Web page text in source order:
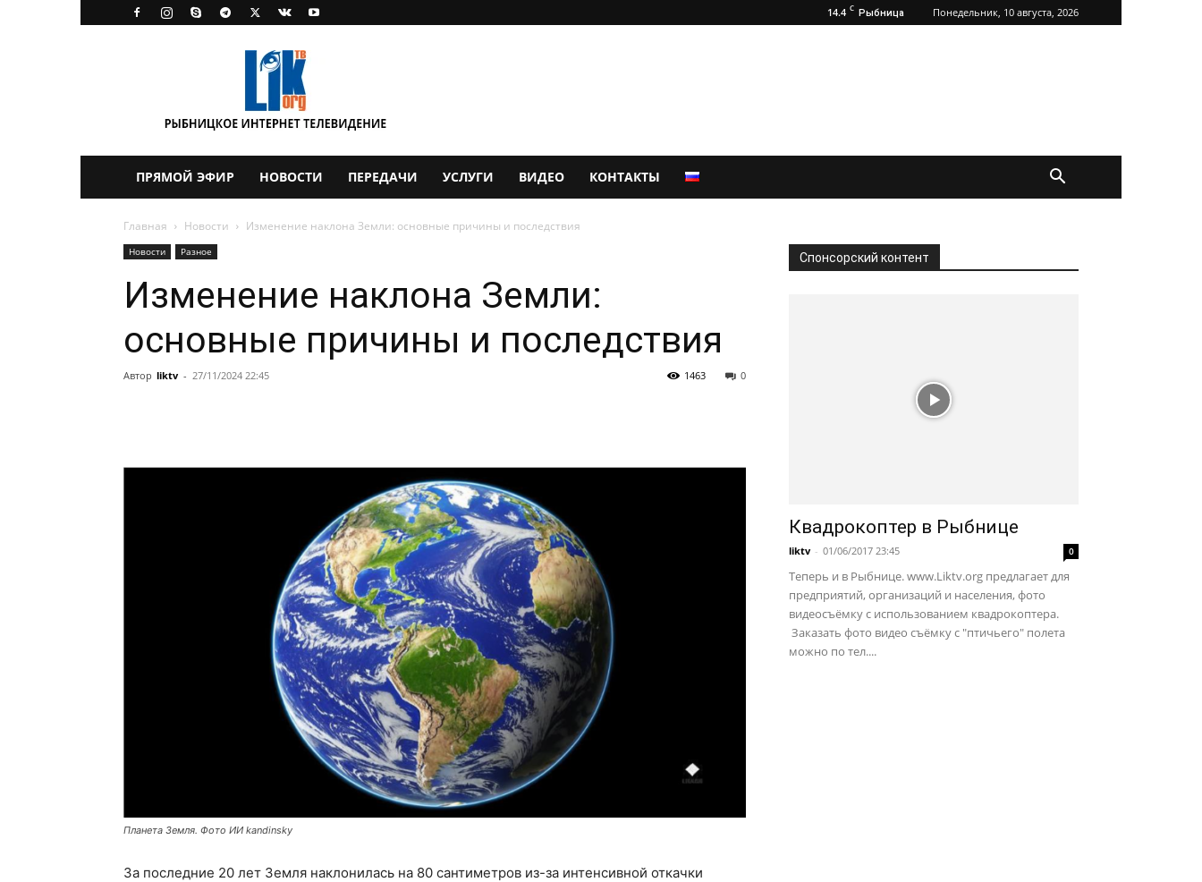
14.4 C Рыбница Понедельник, 10 августа, 2026
ПРЯМОЙ ЭФИР НОВОСТИ ПЕРЕДАЧИ УСЛУГИ ВИДЕО КОНТАКТЫ
Главная Новости Изменение наклона Земли: основные причины и последствия
Новости Разное
Изменение наклона Земли:
основные причины и последствия
Автор liktv - 27/11/2024 22:45 0
1463
Планета Земля. Фото ИИ kandinsky
За последние 20 лет Земля наклонилась на 80 сантиметров из-за интенсивной откачки
Спонсорский контент
Квадрокоптер в Рыбнице
liktv - 01/06/2017 23:45 0
Теперь и в Рыбнице. www.Liktv.org предлагает для
предприятий, организаций и населения, фото
видеосъёмку с использованием квадрокоптера.
Заказать фото видео съёмку с "птичьего" полета
можно по тел....